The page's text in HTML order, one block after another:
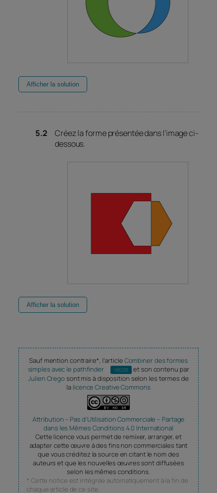
Afficher la solution
Créez la forme présentée dans l’image ci-
dessous.
Afficher la solution
Sauf mention contraire*, l’article Combiner des formes
simples avec le pathfinder
VEC03
et son contenu par
Julien Crego sont mis à disposition selon les termes de
la licence Creative Commons
Attribution – Pas d’Utilisation Commerciale – Partage
dans les Mêmes Conditions 4.0 International
Cette licence vous permet de remixer, arranger, et
adapter cette œuvre à des fins non commerciales tant
que vous créditez la source en citant le nom des
auteurs et que les nouvelles œuvres sont diffusées
selon les mêmes conditions.
* Cette notice est intégrée automatiquement à la fin de
chaque article de ce site.